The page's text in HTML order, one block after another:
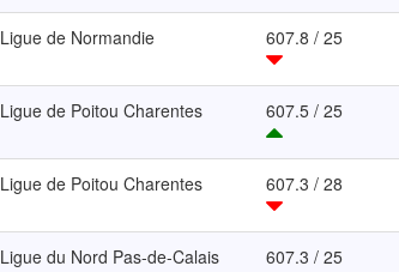
Ligue de Normandie 607.8 / 25
Ligue de Poitou Charentes 607.5 / 25
Ligue de Poitou Charentes 607.3 / 28
Ligue du Nord Pas-de-Calais 607.3 / 25